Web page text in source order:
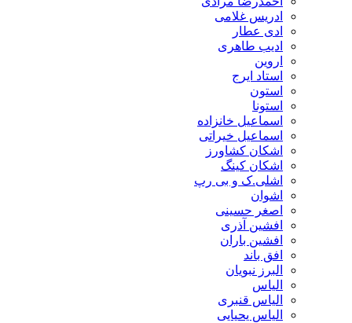
ادریس غلامی
ادی عطار
ادیب طاهری
استاد ایرج
اسماعیل خانزاده
اسماعیل خیراتی
اشکان کشاورز
اشکان کینگ
اشلی.ک و بی رپ
اصغر حسینی
افشین آذری
افشین باران
افق باند
البرز نبویان
الیاس قنبرى
الیاس یحیایی